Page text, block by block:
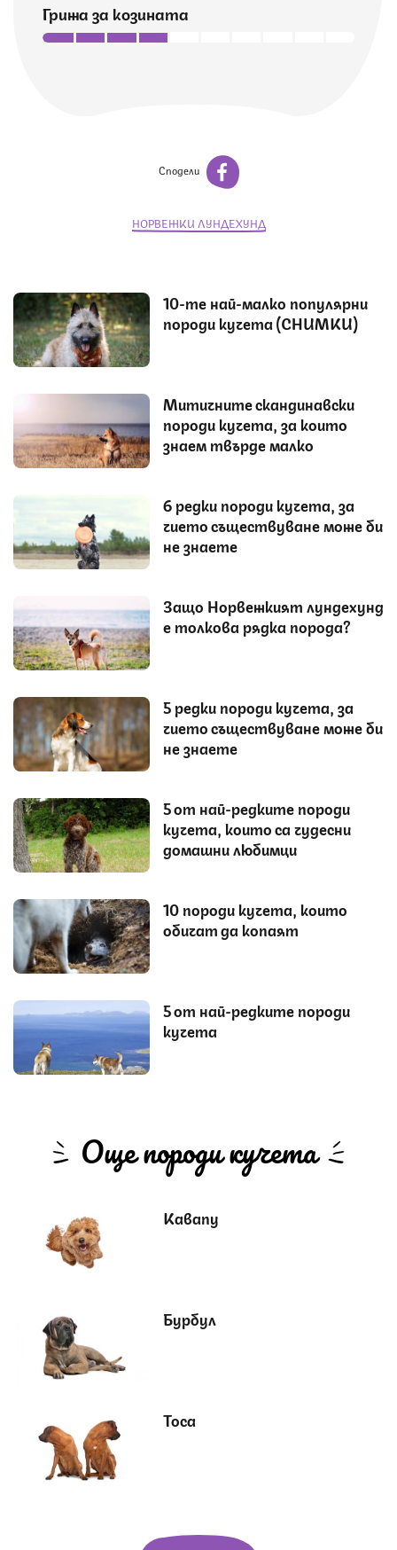
Грижа за козината
Сподели
НОРВЕЖКИ ЛУНДЕХУНД
10-те най-малко популярни
породи кучета (СНИМКИ)
Митичните скандинавски
породи кучета, за които
знаем твърде малко
6 редки породи кучета, за
чието съществуване може би
не знаете
Защо Норвежкият лундехунд
е толкова рядка порода?
5 редки породи кучета, за
чието съществуване може би
не знаете
5 от най-редките породи
кучета, които са чудесни
домашни любимци
10 породи кучета, които
обичат да копаят
5 от най-редките породи
кучета
Още породи кучета
Кавапу
Бурбул
Тоса